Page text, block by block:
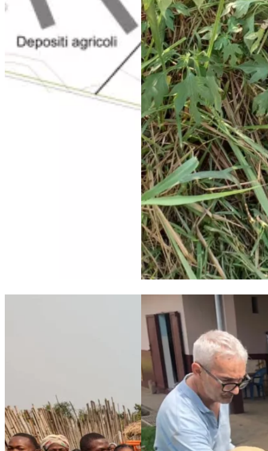
Maison de Paix: new site plan, guesthouse construction
Maison de Paix Project